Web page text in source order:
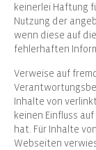
keinerlei Haftung
Nutzung der
wenn diese auf
fehlerhaften
Verweise auf
Inhalte von
keinen Einfluss
hat. Für Inhalte
Webseiten